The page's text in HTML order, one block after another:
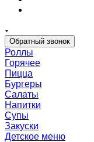
Обратный звонок
Роллы
Горячее
Пицца
Бургеры
Салаты
Напитки
Супы
Закуски
Детское меню